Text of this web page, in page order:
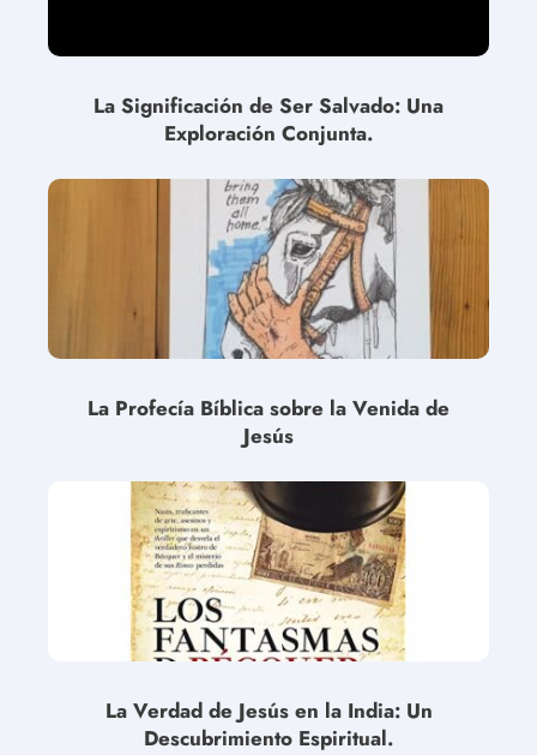
La Significación de Ser Salvado: Una
Exploración Conjunta.
La Profecía Bíblica sobre la Venida de
Jesús
La Verdad de Jesús en la India: Un
Descubrimiento Espiritual.